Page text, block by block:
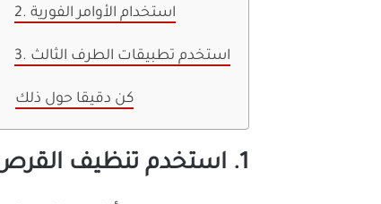
2. استخدام الأوامر الفورية
3. استخدم تطبيقات الطرف الثالث
كن دقيقا حول ذلك
1. استخدم تنظيف القرص